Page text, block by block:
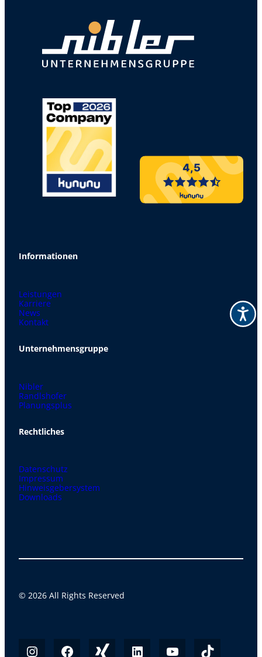
4,5
Informationen
Leistungen
Karriere
News
Kontakt
Unternehmensgruppe
Nibler
Randlshofer
Planungsplus
Rechtliches
Datenschutz
Impressum
Hinweisgebersystem
Downloads
© 2026 All Rights Reserved